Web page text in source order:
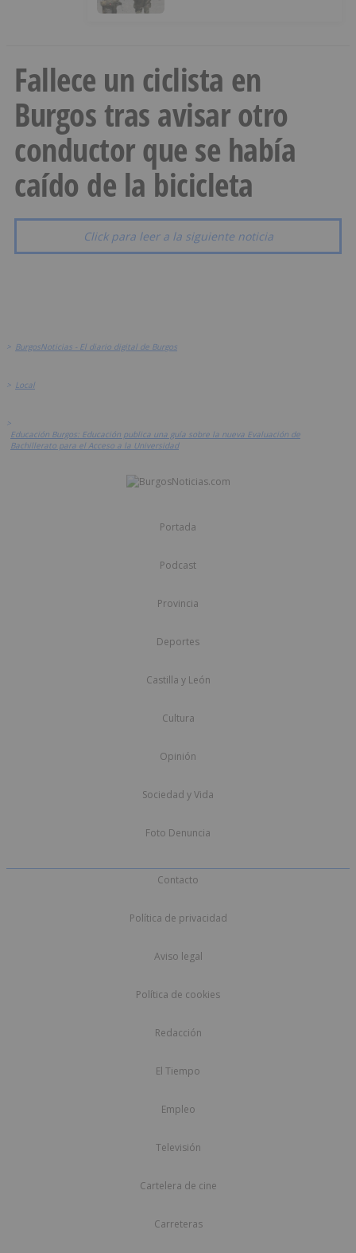
Fallece un ciclista en
Burgos tras avisar otro
conductor que se había
caído de la bicicleta
Click para leer a la siguiente noticia
> BurgosNoticias - El diario digital de Burgos
> Local
>
Educación Burgos: Educación publica una guía sobre la nueva Evaluación de
Bachillerato para el Acceso a la Universidad
Portada
Podcast
Provincia
Deportes
Castilla y León
Cultura
Opinión
Sociedad y Vida
Foto Denuncia
Contacto
Política de privacidad
Aviso legal
Política de cookies
Redacción
El Tiempo
Empleo
Televisión
Cartelera de cine
Carreteras